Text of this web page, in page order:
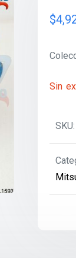
$
Sin
SKU: